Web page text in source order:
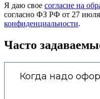
Я даю свое согласие на
согласно ФЗ РФ от 27
конфиденциальности.
Часто
Когда надо